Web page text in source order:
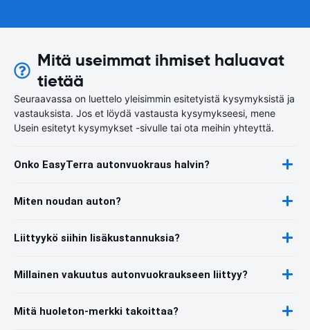
Mitä useimmat ihmiset haluavat
tietää
Seuraavassa on luettelo yleisimmin esitetyistä kysymyksistä ja
vastauksista. Jos et löydä vastausta kysymykseesi, mene
Usein esitetyt kysymykset -sivulle tai ota meihin yhteyttä.
Onko EasyTerra autonvuokraus halvin?
Miten noudan auton?
Liittyykö siihin lisäkustannuksia?
Millainen vakuutus autonvuokraukseen liittyy?
Mitä huoleton-merkki takoittaa?